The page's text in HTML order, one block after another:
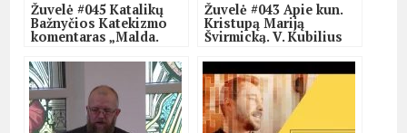
Žuvelė #045 Katalikų
Bažnyčios Katekizmo
komentaras „Malda.
Žuvelė #043 Apie kun.
Kristupą Mariją
Švirmicką. V. Kubilius